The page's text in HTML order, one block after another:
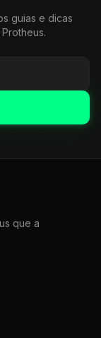
guias e dicas
que a